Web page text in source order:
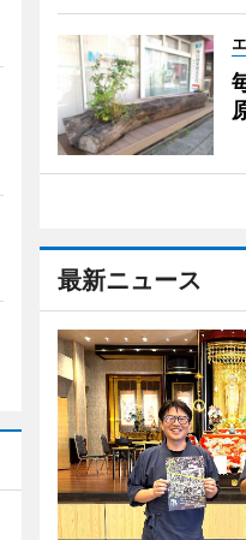
最新ニュース